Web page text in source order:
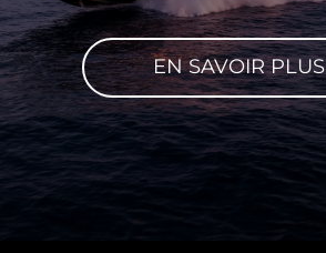
EN SAVOIR PLUS